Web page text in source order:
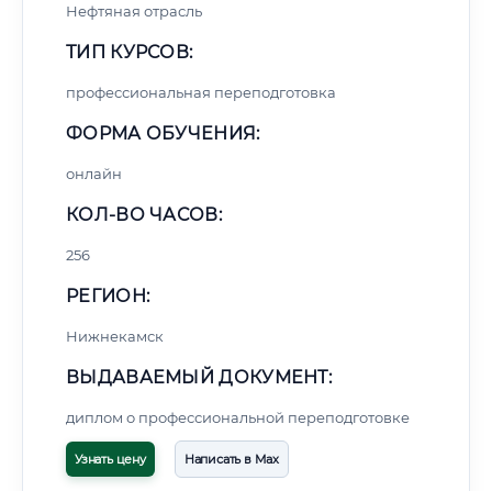
Нефтяная отрасль
ТИП КУРСОВ:
профессиональная переподготовка
ФОРМА ОБУЧЕНИЯ:
онлайн
КОЛ-ВО ЧАСОВ:
256
РЕГИОН:
Нижнекамск
ВЫДАВАЕМЫЙ ДОКУМЕНТ:
диплом о профессиональной переподготовке
Узнать цену Написать в Max